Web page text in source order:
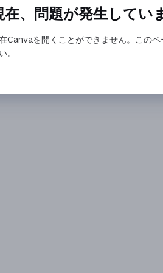
在、問題が発生してい
Canvaを開くことができません。この
。